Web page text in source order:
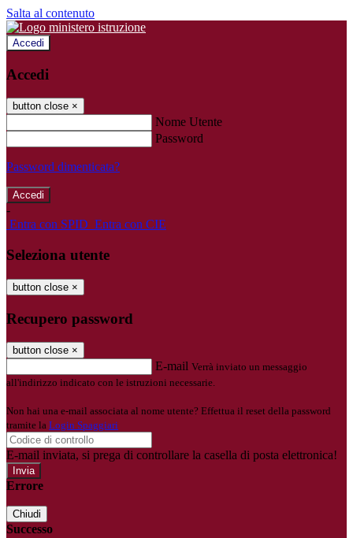
Salta al contenuto
Accedi
Accedi
button close ×
Nome Utente
Password
Password dimenticata?
-
Entra con SPID Entra con CIE
Seleziona utente
button close ×
Recupero password
button close ×
E-mail Verrà inviato un messaggio
all'indirizzo indicato con le istruzioni necessarie.
Non hai una e-mail associata al nome utente? Effettua il reset della password
tramite la Login Spaggiari
E-mail inviata, si prega di controllare la casella di posta elettronica!
Errore
Chiudi
Successo